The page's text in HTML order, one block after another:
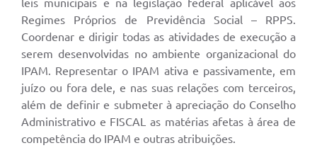
leis municipais e na legislação federal aplicável aos
Regimes Próprios de Previdência Social – RPPS.
Coordenar e dirigir todas as atividades de execução a
serem desenvolvidas no ambiente organizacional do
IPAM. Representar o IPAM ativa e passivamente, em
juízo ou fora dele, e nas suas relações com terceiros,
além de definir e submeter à apreciação do Conselho
Administrativo e FISCAL as matérias afetas à área de
competência do IPAM e outras atribuições.